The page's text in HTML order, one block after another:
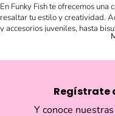
En Funky Fish te ofrecemos
resaltar tu estilo y creatividad.
y accesorios juveniles, hasta
en un solo lugar. Nuestro
tendencias internacionales.
un accesorio único o darle un
encontrarás la inspiración que
Regístrate
Y conoce